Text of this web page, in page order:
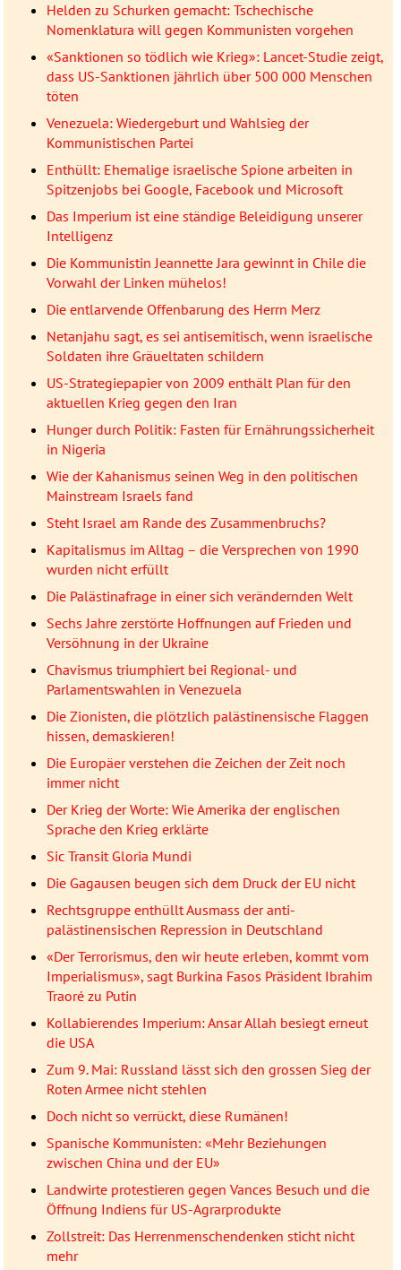
Helden zu Schurken gemacht: Tschechische
Nomenklatura will gegen Kommunisten vorgehen
«Sanktionen so tödlich wie Krieg»: Lancet-Studie zeigt,
dass US-Sanktionen jährlich über 500 000 Menschen
töten
Venezuela: Wiedergeburt und Wahlsieg der
Kommunistischen Partei
Enthüllt: Ehemalige israelische Spione arbeiten in
Spitzenjobs bei Google, Facebook und Microsoft
Das Imperium ist eine ständige Beleidigung unserer
Intelligenz
Die Kommunistin Jeannette Jara gewinnt in Chile die
Vorwahl der Linken mühelos!
Die entlarvende Offenbarung des Herrn Merz
Netanjahu sagt, es sei antisemitisch, wenn israelische
Soldaten ihre Gräueltaten schildern
US-Strategiepapier von 2009 enthält Plan für den
aktuellen Krieg gegen den Iran
Hunger durch Politik: Fasten für Ernährungssicherheit
in Nigeria
Wie der Kahanismus seinen Weg in den politischen
Mainstream Israels fand
Steht Israel am Rande des Zusammenbruchs?
Kapitalismus im Alltag – die Versprechen von 1990
wurden nicht erfüllt
Die Palästinafrage in einer sich verändernden Welt
Sechs Jahre zerstörte Hoffnungen auf Frieden und
Versöhnung in der Ukraine
Chavismus triumphiert bei Regional- und
Parlamentswahlen in Venezuela
Die Zionisten, die plötzlich palästinensische Flaggen
hissen, demaskieren!
Die Europäer verstehen die Zeichen der Zeit noch
immer nicht
Der Krieg der Worte: Wie Amerika der englischen
Sprache den Krieg erklärte
Sic Transit Gloria Mundi
Die Gagausen beugen sich dem Druck der EU nicht
Rechtsgruppe enthüllt Ausmass der anti-
palästinensischen Repression in Deutschland
«Der Terrorismus, den wir heute erleben, kommt vom
Imperialismus», sagt Burkina Fasos Präsident Ibrahim
Traoré zu Putin
Kollabierendes Imperium: Ansar Allah besiegt erneut
die USA
Zum 9. Mai: Russland lässt sich den grossen Sieg der
Roten Armee nicht stehlen
Doch nicht so verrückt, diese Rumänen!
Spanische Kommunisten: «Mehr Beziehungen
zwischen China und der EU»
Landwirte protestieren gegen Vances Besuch und die
Öffnung Indiens für US-Agrarprodukte
Zollstreit: Das Herrenmenschendenken sticht nicht
mehr